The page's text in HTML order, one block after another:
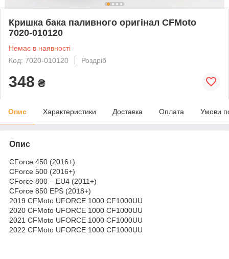
Кришка бака паливного оригінал CFMoto
7020-010120
Немає в наявності
Код: 7020-010120
Роздріб
348 ₴
Опис Характеристики Доставка Оплата Умови
Опис
CForce 450 (2016+)
CForce 500 (2016+)
CForce 800 – EU4 (2011+)
CForce 850 EPS (2018+)
2019 CFMoto UFORCE 1000 CF1000UU
2020 CFMoto UFORCE 1000 CF1000UU
2021 CFMoto UFORCE 1000 CF1000UU
2022 CFMoto UFORCE 1000 CF1000UU